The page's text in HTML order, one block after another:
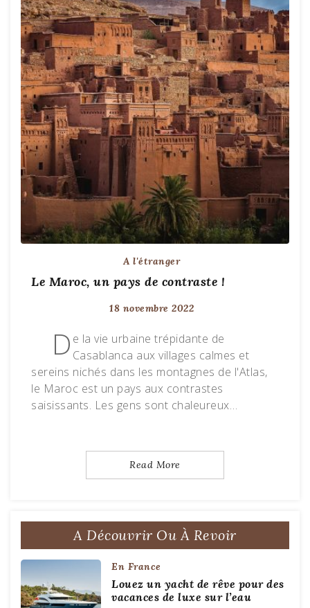
A l'étranger
Le Maroc, un pays de contraste !
18 novembre 2022
D e la vie urbaine trépidante de
Casablanca aux villages calmes et
sereins nichés dans les montagnes de l'Atlas,
le Maroc est un pays aux contrastes
saisissants. Les gens sont chaleureux…
Read More
A Découvrir Ou À Revoir
En France
Louez un yacht de rêve pour des
vacances de luxe sur l’eau